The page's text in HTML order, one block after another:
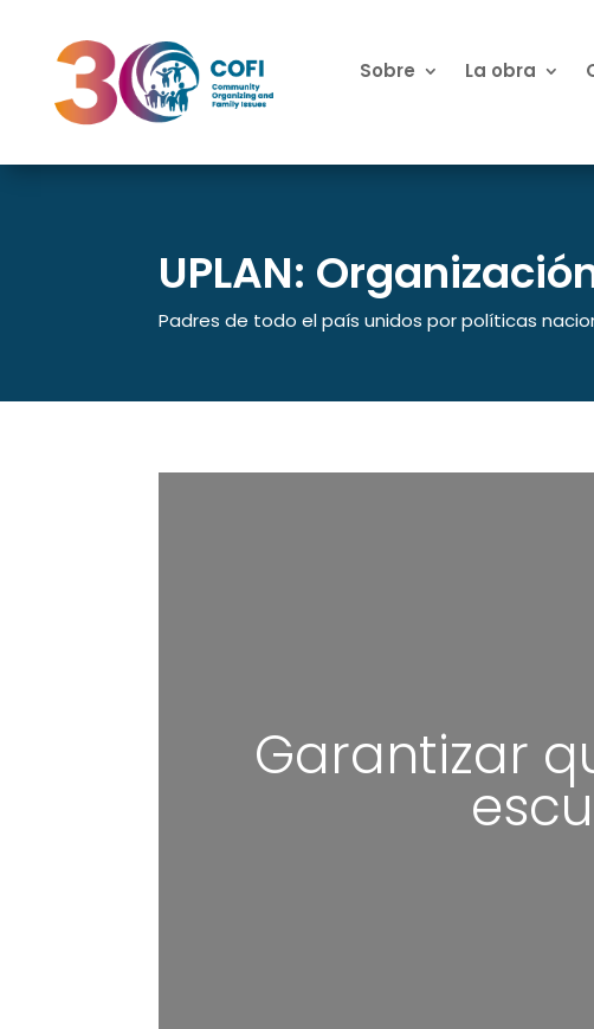
Sobre La obra
UPLAN:
Padres de todo el país unidos por políticas
Garantizar